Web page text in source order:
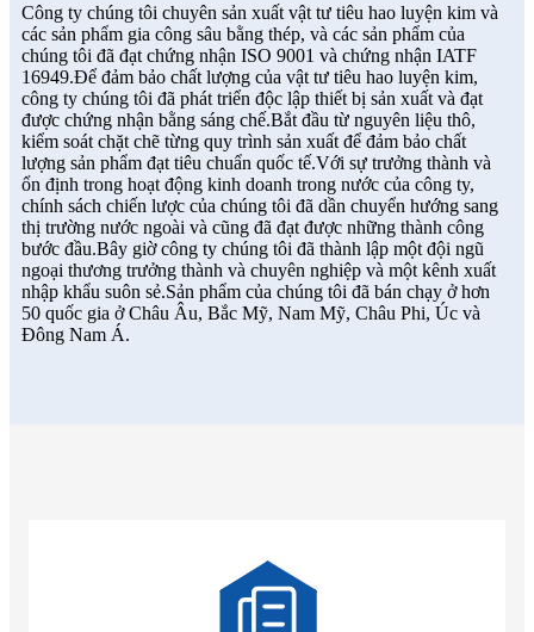
Công ty chúng tôi chuyên sản xuất vật tư tiêu hao luyện kim và
các sản phẩm gia công sâu bằng thép, và các sản phẩm của
chúng tôi đã đạt chứng nhận ISO 9001 và chứng nhận IATF
16949.Để đảm bảo chất lượng của vật tư tiêu hao luyện kim,
công ty chúng tôi đã phát triển độc lập thiết bị sản xuất và đạt
được chứng nhận bằng sáng chế.Bắt đầu từ nguyên liệu thô,
kiểm soát chặt chẽ từng quy trình sản xuất để đảm bảo chất
lượng sản phẩm đạt tiêu chuẩn quốc tế.Với sự trưởng thành và
ổn định trong hoạt động kinh doanh trong nước của công ty,
chính sách chiến lược của chúng tôi đã dần chuyển hướng sang
thị trường nước ngoài và cũng đã đạt được những thành công
bước đầu.Bây giờ công ty chúng tôi đã thành lập một đội ngũ
ngoại thương trưởng thành và chuyên nghiệp và một kênh xuất
nhập khẩu suôn sẻ.Sản phẩm của chúng tôi đã bán chạy ở hơn
50 quốc gia ở Châu Âu, Bắc Mỹ, Nam Mỹ, Châu Phi, Úc và
Đông Nam Á.